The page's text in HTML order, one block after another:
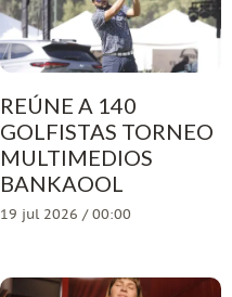
REÚNE A 140
GOLFISTAS TORNEO
MULTIMEDIOS
BANKAOOL
19 jul 2026 / 00:00